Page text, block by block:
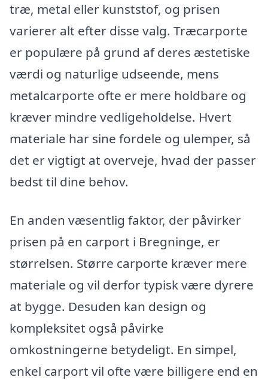
træ, metal eller kunststof, og prisen
varierer alt efter disse valg. Træcarporte
er populære på grund af deres æstetiske
værdi og naturlige udseende, mens
metalcarporte ofte er mere holdbare og
kræver mindre vedligeholdelse. Hvert
materiale har sine fordele og ulemper, så
det er vigtigt at overveje, hvad der passer
bedst til dine behov.
En anden væsentlig faktor, der påvirker
prisen på en carport i Bregninge, er
størrelsen. Større carporte kræver mere
materiale og vil derfor typisk være dyrere
at bygge. Desuden kan design og
kompleksitet også påvirke
omkostningerne betydeligt. En simpel,
enkel carport vil ofte være billigere end en